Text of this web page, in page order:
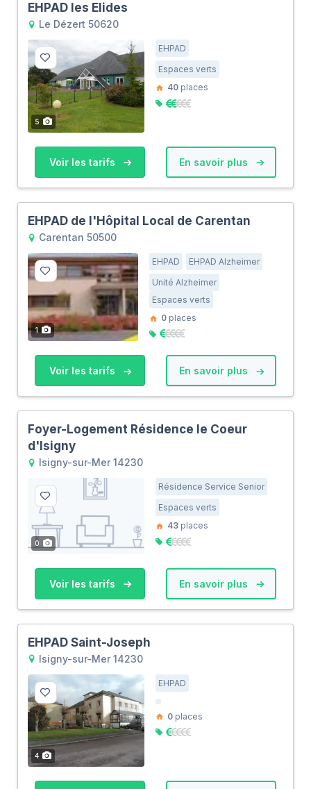
EHPAD les Elides
Le Dézert 50620
5
EHPAD
Espaces verts
40 places
Voir les tarifs En savoir plus
EHPAD de l'Hôpital Local de Carentan
Carentan 50500
1
EHPAD
EHPAD Alzheimer
Unité Alzheimer
Espaces verts
0 places
Voir les tarifs En savoir plus
Foyer-Logement Résidence le Coeur
d'Isigny
Isigny-sur-Mer 14230
0
Résidence Service Senior
Espaces verts
43 places
Voir les tarifs En savoir plus
EHPAD Saint-Joseph
Isigny-sur-Mer 14230
4
EHPAD
0 places